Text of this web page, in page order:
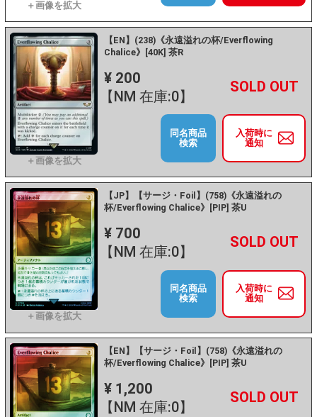
【EN】(238)《永遠溢れの杯/Everflowing
Chalice》[40K] 茶R
¥ 200
【NM 在庫:0】
－ +
入荷時に
通知
同名商品
検索
【JP】【サージ・Foil】(758)《永遠溢れの
杯/Everflowing Chalice》[PIP] 茶U
¥ 700
【NM 在庫:0】
－ +
入荷時に
通知
同名商品
検索
【EN】【サージ・Foil】(758)《永遠溢れの
杯/Everflowing Chalice》[PIP] 茶U
¥ 1,200
【NM 在庫:0】
－ +